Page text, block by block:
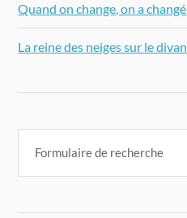
Quand on change, on a changé
La reine des neiges sur le divan